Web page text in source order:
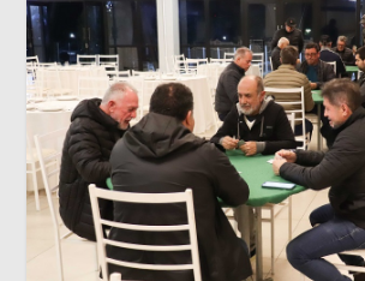
Campeonato de Canastra Masculina do
13 duplas e encerra edição com 91